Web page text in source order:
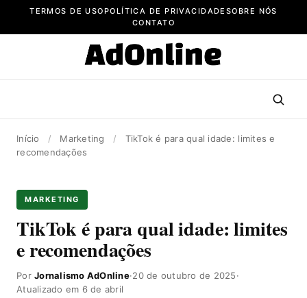
TERMOS DE USOPOLÍTICA DE PRIVACIDADE SOBRE NÓS
CONTATO
Início / Marketing /
TikTok é para qual idade: limites e
recomendações
MARKETING
TikTok é para qual idade: limites
e recomendações
PorJornalismo AdOnline·20 de outubro de 2025·
Atualizado em 6 de abril